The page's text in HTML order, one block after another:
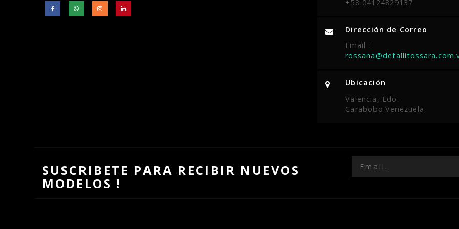
+58 04124829137
Dirección de Correo
Email :
Ubicación
Valencia, Edo.
Carabobo.Venezuela.
SUSCRIBETE PARA RECIBIR NUEVOS
MODELOS !